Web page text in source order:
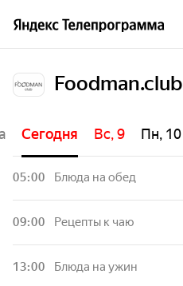
Foodman.club
Сегодня Вс, 9 Пн, 10
05:00 Блюда на обед
09:00 Рецепты к чаю
13:00 Блюда на ужин